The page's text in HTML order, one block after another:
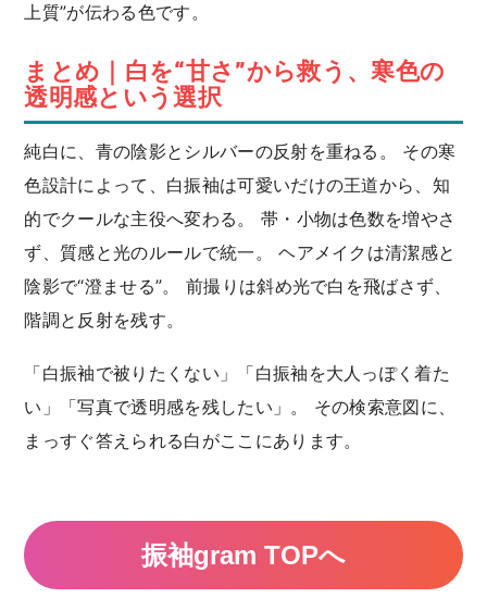
上質”が伝わる色です。
まとめ｜白を“甘さ”から救う、寒色の
透明感という選択
純白に、青の陰影とシルバーの反射を重ねる。 その寒
色設計によって、白振袖は可愛いだけの王道から、知
的でクールな主役へ変わる。 帯・小物は色数を増やさ
ず、質感と光のルールで統一。 ヘアメイクは清潔感と
陰影で“澄ませる”。 前撮りは斜め光で白を飛ばさず、
階調と反射を残す。
「白振袖で被りたくない」「白振袖を大人っぽく着た
い」「写真で透明感を残したい」。 その検索意図に、
まっすぐ答えられる白がここにあります。
振袖gram TOPへ